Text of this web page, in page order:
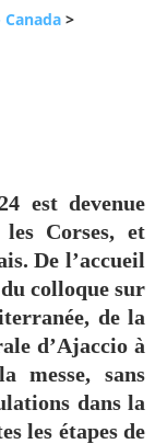
>
est devenue
Corses, et
De l’accueil
colloque sur
de la
d’Ajaccio à
messe, sans
dans la
les étapes de